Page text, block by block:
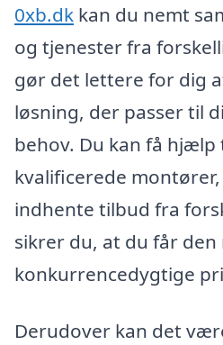
0xb.dk kan du nemt
og tjenester fra
gør det lettere for dig
løsning, der passer til
behov. Du kan få hjælp
kvalificerede
indhente tilbud fra
sikrer du, at du får den
konkurrencedygtige
Derudover kan det